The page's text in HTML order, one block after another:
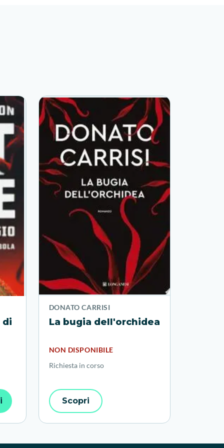
di
DONATO CARRISI
La bugia dell'orchidea
NON DISPONIBILE
Richiesta in corso
Scopri